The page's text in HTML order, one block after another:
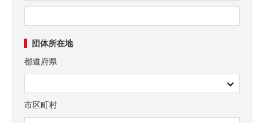
団体所在地
都道府県
市区町村